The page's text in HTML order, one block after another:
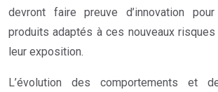
devront faire preuve d’innovation
produits adaptés à ces nouveaux
leur exposition.
L’évolution des comportements et